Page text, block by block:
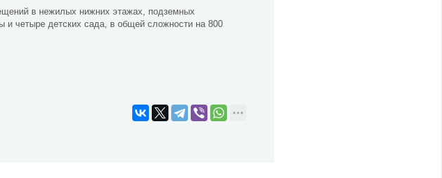
в нежилых нижних этажах, подземных
и четыре детских сада, в общей сложности на 800